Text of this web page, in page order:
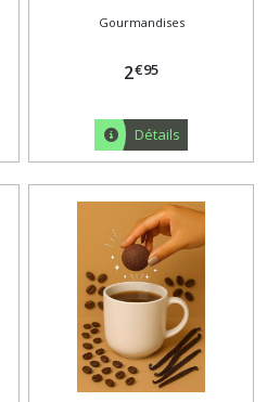
Gourmandises
2€95
Détails